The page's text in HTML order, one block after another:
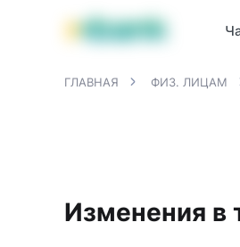
Продукты MBANK MJunior
ГЛАВНАЯ ФИЗ. ЛИЦАМ
Изменения в